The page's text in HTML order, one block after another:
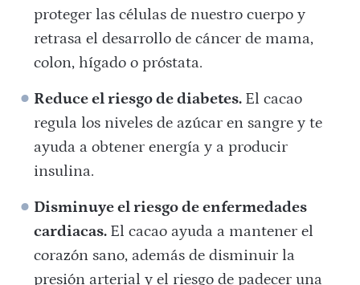
proteger las células de nuestro cuerpo y
retrasa el desarrollo de cáncer de mama,
colon, hígado o próstata.
Reduce el riesgo de diabetes. El cacao
regula los niveles de azúcar en sangre y te
ayuda a obtener energía y a producir
insulina.
Disminuye el riesgo de enfermedades
cardiacas. El cacao ayuda a mantener el
corazón sano, además de disminuir la
presión arterial y el riesgo de padecer una